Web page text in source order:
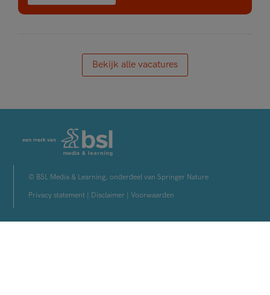
Bekijk alle vacatures
© BSL Media & Learning, onderdeel van Springer Nature
Privacy statement
Disclaimer Voorwaarden